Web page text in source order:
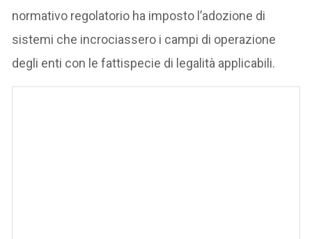
normativo regolatorio ha imposto l’adozione di
sistemi che incrociassero i campi di operazione
degli enti con le fattispecie di legalità applicabili.